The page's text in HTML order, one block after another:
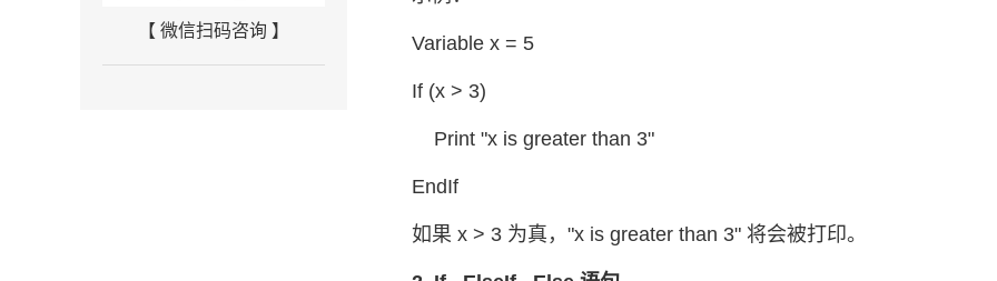
【 微信扫码咨询 】
Variable x = 5
If (x > 3)
Print "x is greater than 3"
EndIf
如果 x > 3 为真，"x is greater than 3" 将会被打印。